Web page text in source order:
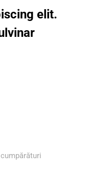
elit.